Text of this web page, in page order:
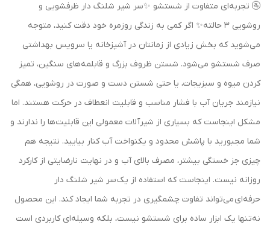
🚰 تجربه‌ای متفاوت از شستشو ✨سر شیر شلنگ دار ظرفشویی و
روشویی 3 حالته✨ اگر کمی به زندگی روزمره خود دقت کنید، متوجه
می‌شوید که بخش زیادی از زمانتان در آشپزخانه یا سرویس بهداشتی
صرف شستشو می‌شود. شستن ظروف بزرگ و قابلمه‌های سنگین، تمیز
کردن میوه و سبزیجات، یا حتی شستن دست و صورت در روشویی، همگی
نیازمند جریان آب با فشار مناسب و قابلیت انعطاف در حرکت هستند. اما
مشکل اینجاست که بسیاری از شیرآلات معمولی این قابلیت‌ها را ندارند و
شما مجبورید با پاشش محدود و یکنواخت آب کنار بیایید. نتیجه هم
چیزی جز خستگی بیشتر، مصرف بالای آب و در نهایت نارضایتی از کارکرد
روزانه نیست. اینجاست که استفاده از یک سر شیر شلنگ دار
حرفه‌ای می‌تواند تفاوت چشمگیری در تجربه شما ایجاد کند. این محصول
نه‌تنها یک ابزار ساده برای شستشو نیست، بلکه وسیله‌ای کاربردی است